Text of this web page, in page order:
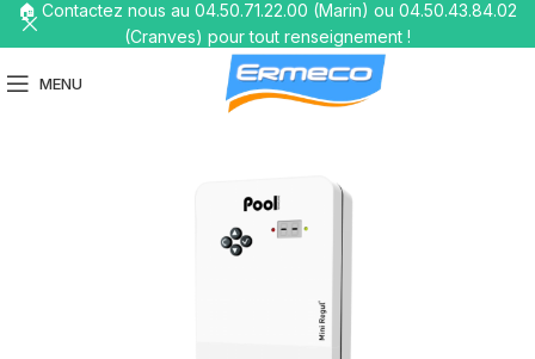
MENU
🏠 Contactez nous au 04.50.71.22.00 (Marin) ou 04.50.43.84.02
(Cranves) pour tout renseignement !